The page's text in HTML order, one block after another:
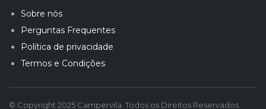
Sobre nós
Perguntas Frequentes
Política de privacidade
Termos e Condições
© Copyright 2025 Campervila. Todos os Direitos Reservados.